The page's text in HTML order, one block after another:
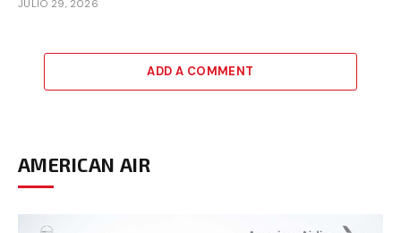
JULIO 29, 2026
ADD A COMMENT
AMERICAN AIR